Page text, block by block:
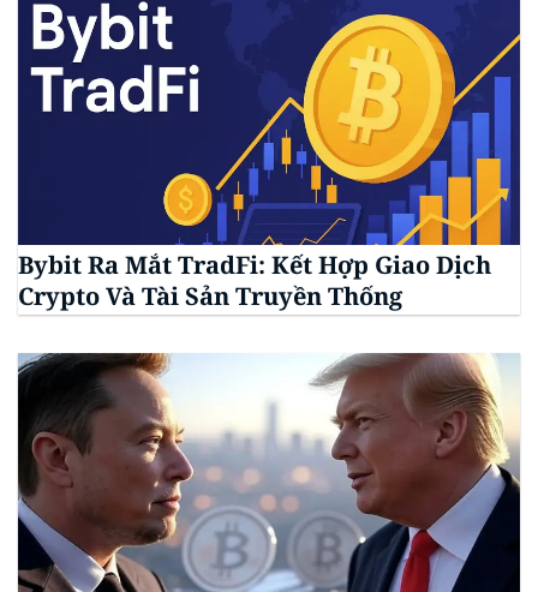
Bybit Ra Mắt TradFi: Kết Hợp Giao Dịch
Crypto Và Tài Sản Truyền Thống